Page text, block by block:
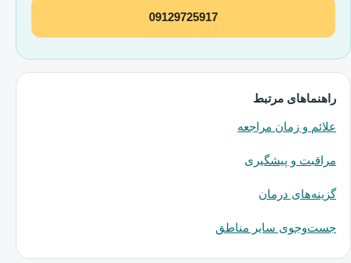
09129725917
راهنماهای مرتبط
علائم و زمان مراجعه
مراقبت و پیشگیری
گزینه‌های درمان
جست‌وجوی سایر مناطق